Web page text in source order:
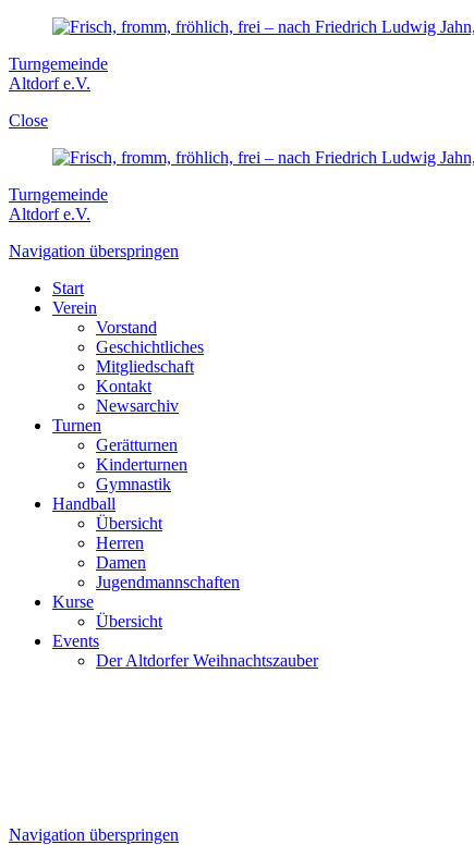
Turngemeinde
Altdorf e.V.
Close
Turngemeinde
Altdorf e.V.
Navigation überspringen
Start
Verein
Vorstand
Geschichtliches
Mitgliedschaft
Kontakt
Newsarchiv
Turnen
Gerätturnen
Kinderturnen
Gymnastik
Handball
Übersicht
Herren
Damen
Jugendmannschaften
Kurse
Übersicht
Events
Der Altdorfer Weihnachtszauber
Navigation überspringen